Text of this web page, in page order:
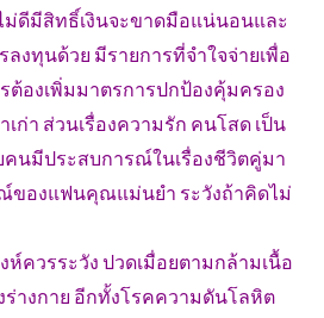
ม่ดีมีสิทธิ์เงินจะขาดมือแน่นอนและ
ลงทุนด้วย มีรายการที่จำใจจ่ายเพื่อ
ต้องเพิ่มมาตรการปกป้องคุ้มครอง
ก่า ส่วนเรื่องความรัก คนโสด เป็น
นมีประสบการณ์ในเรื่องชีวิตคู่มา
ของแฟนคุณแม่นยำ ระวังถ้าคิดไม่
ควรระวัง ปวดเมื่อยตามกล้ามเนื้อ
างกาย อีกทั้งโรคความดันโลหิต